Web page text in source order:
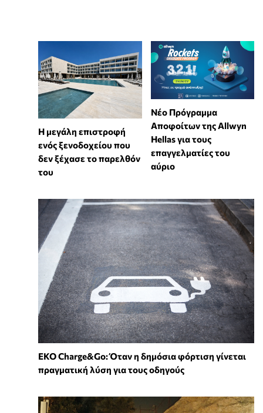
Η μεγάλη επιστροφή
ενός ξενοδοχείου που
δεν ξέχασε το παρελθόν
του
Νέο Πρόγραμμα
Αποφοίτων της Allwyn
Hellas για τους
επαγγελματίες του
αύριο
EKO Charge&Go: Όταν η δημόσια φόρτιση γίνεται
πραγματική λύση για τους οδηγούς